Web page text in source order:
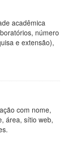
acadêmica
número
e extensão),
com nome,
área, sítio web,